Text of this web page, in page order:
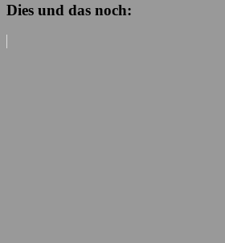
Dies und das noch: